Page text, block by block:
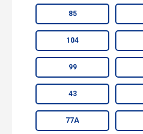
85
104
99
43
77А